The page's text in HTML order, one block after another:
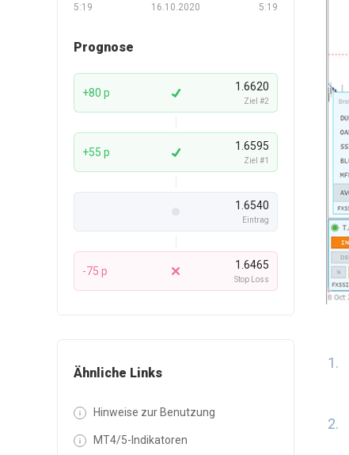
5:19 5:19
16.10.2020
Prognose
+80 p 1.6620
Ziel #2
+55 p 1.6595
Ziel #1
1.6540
Eintrag
-75 p 1.6465
Stop Loss
Ähnliche Links
Hinweise zur Benutzung
MT4/5-Indikatoren